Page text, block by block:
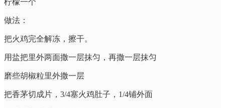
柠檬一个
做法：
把火鸡完全解冻，擦干。
用盐把里外两面撒一层抹匀，再撒一层抹匀
磨些胡椒粒里外撒一层
把香茅切成片，3/4塞火鸡肚子，1/4铺外面